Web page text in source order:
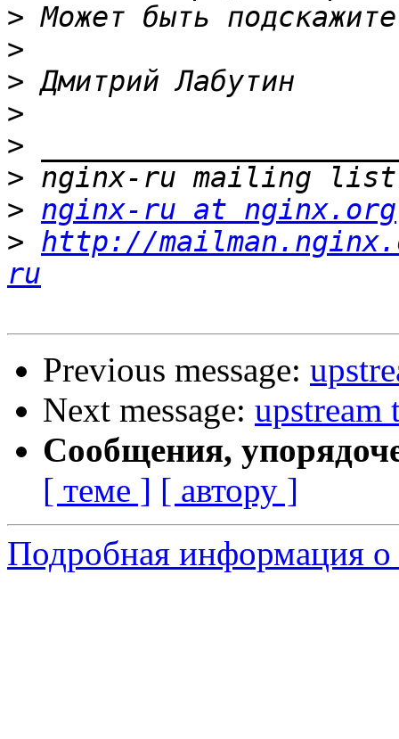
>
>
>
>
>
>
> nginx-ru at nginx.org
> http://
ru
Previous message:
Next message: upstream
Сообщения,
[ теме ] [ автору ]
Подробная информация